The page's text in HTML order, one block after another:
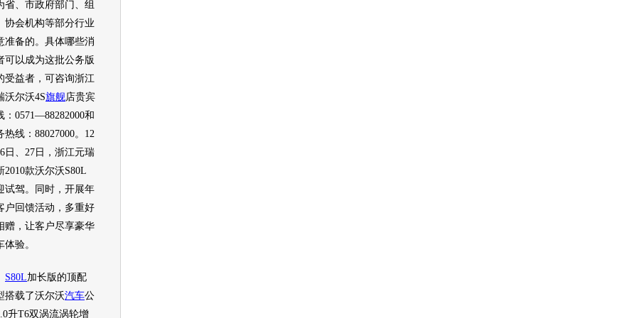
省、市政府部门、组
协会机构等部分行业
准备的。具体哪些消
可以成为这批公务版
受益者，可咨询浙江
沃尔沃4S旗舰店贵宾
：0571—88282000和
热线：88027000。12
日、27日，浙江元瑞
2010款沃尔沃S80L
试驾。同时，开展年
户回馈活动，多重好
赠，让客户尽享豪华
体验。
S80L加长版的顶配
搭载了沃尔沃汽车公
升T6双涡流涡轮增